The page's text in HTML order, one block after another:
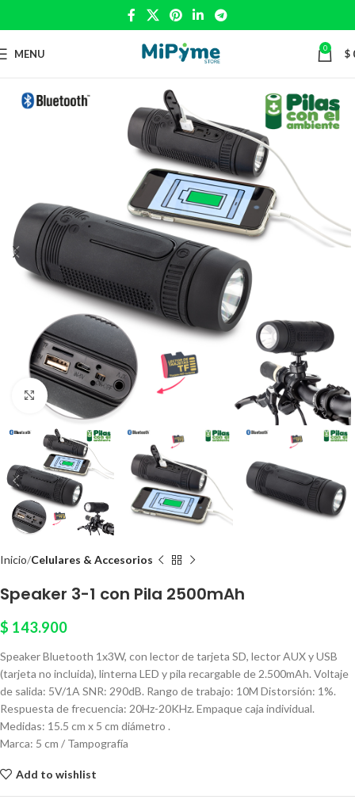
MENU 0 $
Click to enlarge
Inicio Celulares & Accesorios
Speaker 3-1 con Pila 2500mAh
$ 143.900
Speaker Bluetooth 1x3W, con lector de tarjeta SD, lector AUX y USB
(tarjeta no incluida), linterna LED y pila recargable de 2.500mAh. Voltaje
de salida: 5V/1A SNR: 290dB. Rango de trabajo: 10M Distorsión: 1%.
Respuesta de frecuencia: 20Hz-20KHz. Empaque caja individual.
Medidas: 15.5 cm x 5 cm diámetro .
Marca: 5 cm / Tampografía
Add to wishlist